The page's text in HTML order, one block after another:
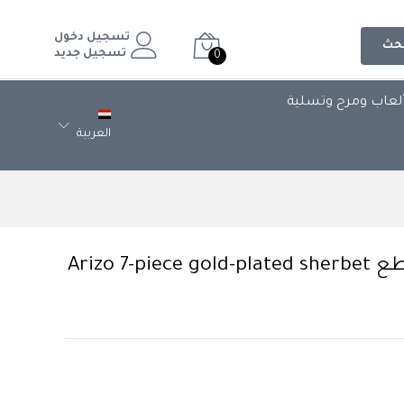
0
تسجيل دخول
تسجيل جديد
ألعاب ومرح وتسلية
العربية
طقم شربات اريزو مدهب 7قطع Arizo 7-piece gold-plated sherbet